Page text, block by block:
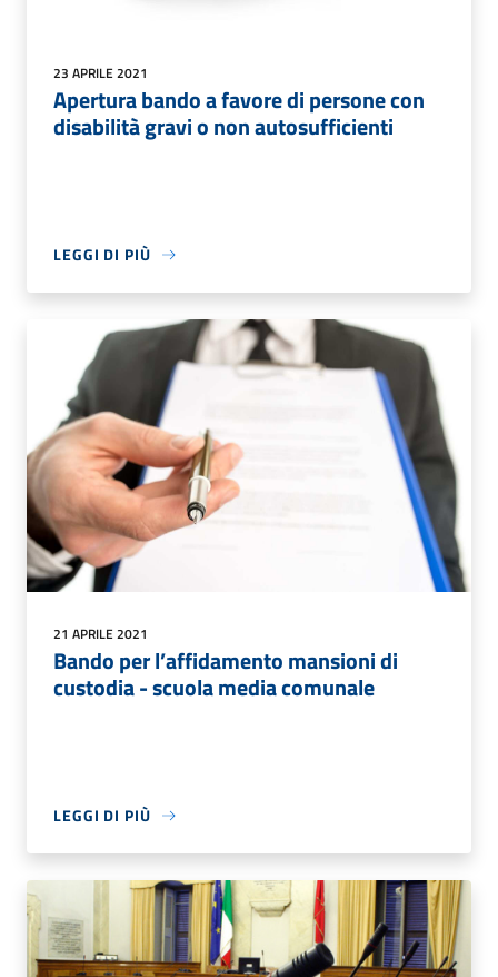
23 APRILE 2021
Apertura bando a favore di persone con
disabilità gravi o non autosufficienti
LEGGI DI PIÙ
21 APRILE 2021
Bando per l’affidamento mansioni di
custodia - scuola media comunale
LEGGI DI PIÙ